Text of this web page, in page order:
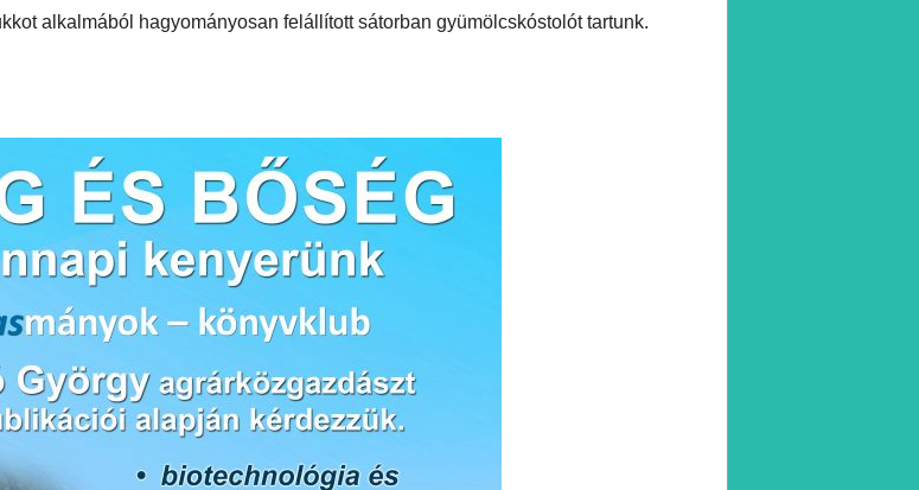
alkalmából hagyományosan felállított sátorban gyümölcskóstolót tartunk.